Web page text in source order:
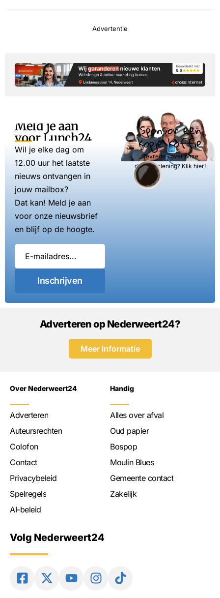
Advertentie
Meld je aan
voor Lunch24
Wil je elke dag om
12.00 uur het laatste
nieuws ontvangen in
jouw mailbox?
Dat kan! Meld je aan
voor onze nieuwsbrief
en blijf op de hoogte.
Inschrijven
Sponsor een
kopje koffie
Tevreden over onze
dienstverlening? Klik hier!
Adverteren op Nederweert24?
Meer informatie
Over Nederweert24
Adverteren
Auteursrechten
Colofon
Contact
Privacybeleid
Spelregels
AI-beleid
Handig
Alles over afval
Oud papier
Bospop
Moulin Blues
Gemeente contact
Zakelijk
Volg Nederweert24